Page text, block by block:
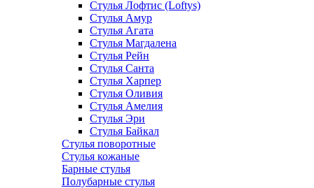
Стулья Лофтис (Loftys)
Стулья Амур
Стулья Агата
Стулья Магдалена
Стулья Рейн
Стулья Санта
Стулья Харпер
Стулья Оливия
Стулья Амелия
Стулья Эри
Стулья Байкал
Стулья поворотные
Стулья кожаные
Барные стулья
Полубарные стулья